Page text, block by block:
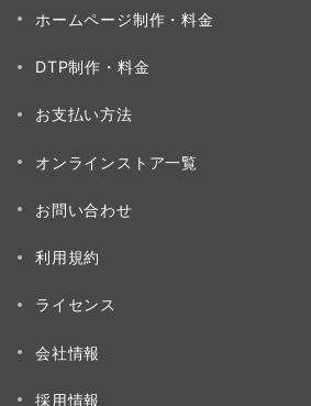
ホームページ制作・料金
DTP制作・料金
お支払い方法
オンラインストア一覧
お問い合わせ
利用規約
ライセンス
会社情報
採用情報